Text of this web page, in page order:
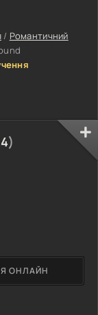
вирушити на
і
—
/ Романтичний
)
ОНЛАЙН